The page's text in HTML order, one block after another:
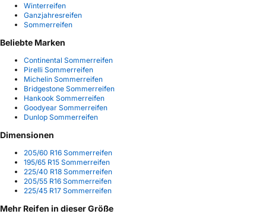
Winterreifen
Ganzjahresreifen
Sommerreifen
Beliebte Marken
Continental Sommerreifen
Pirelli Sommerreifen
Michelin Sommerreifen
Bridgestone Sommerreifen
Hankook Sommerreifen
Goodyear Sommerreifen
Dunlop Sommerreifen
Dimensionen
205/60 R16 Sommerreifen
195/65 R15 Sommerreifen
225/40 R18 Sommerreifen
205/55 R16 Sommerreifen
225/45 R17 Sommerreifen
Mehr Reifen in dieser Größe